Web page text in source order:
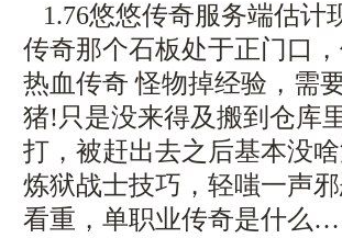
1.76悠悠传奇服务端估计
传奇那个石板处于正门口
热血传奇 怪物掉经验，需
猪!只是没来得及搬到仓库
打，被赶出去之后基本没
炼狱战士技巧，轻嗤一声
看重，单职业传奇是什么